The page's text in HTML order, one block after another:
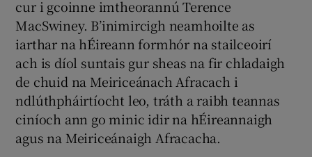
cur i gcoinne imtheorannú Terence
MacSwiney. B’inimircigh neamhoilte as
iarthar na hÉireann formhór na stailceoirí
ach is díol suntais gur sheas na fir chladaigh
de chuid na Meiriceánach Afracach i
ndlúthpháirtíocht leo, tráth a raibh teannas
ciníoch ann go minic idir na hÉireannaigh
agus na Meiriceánaigh Afracacha.